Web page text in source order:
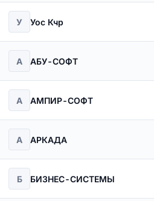
У Уос Кчр
А АБУ-СОФТ
А АМПИР-СОФТ
А АРКАДА
Б БИЗНЕС-СИСТЕМЫ